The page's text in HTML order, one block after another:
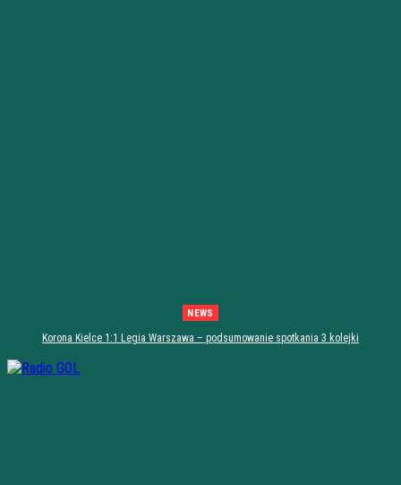
NEWS
Korona Kielce 1:1 Legia Warszawa – podsumowanie spotkania 3 kolejki